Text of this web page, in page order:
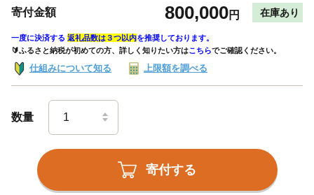
寄付金額 800,000円 在庫あり
一度に決済する 返礼品数は３つ以内を推奨しております。
🔰ふるさと納税が初めての方、詳しく知りたい方はこちらでご確認ください。
仕組みについて知る 上限額を調べる
数量
寄付する